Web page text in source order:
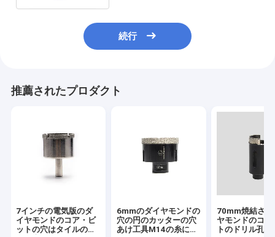
続行
推薦されたプロダクト
7インチの電気版のダ
イヤモンドのコア・ビ
ットの穴はタイルの花
6mmのダイヤモンドの
穴の円のカッターの穴
あけ工具M14の糸によ
70mm焼結させ
ヤモンドのコア
トのドリル孔